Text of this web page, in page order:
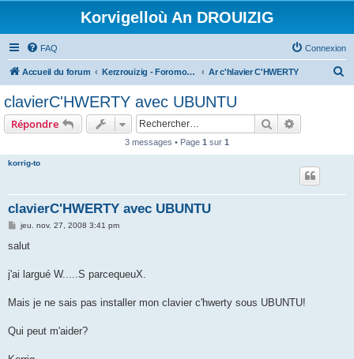
Korvigelloù An DROUIZIG
FAQ Connexion
Accueil du forum Kerzrouizig - Foromoù An Drouizig Ar c'hlavier C'HWERTY
clavierC'HWERTY avec UBUNTU
Répondre Rechercher
3 messages • Page 1 sur 1
korrig-to
clavierC'HWERTY avec UBUNTU
M
s
g
jeu. nov. 27, 2008 3:41 pm
salut
j'ai largué W.....S parcequeuX.
Mais je ne sais pas installer mon clavier c'hwerty sous UBUNTU!
Qui peut m'aider?